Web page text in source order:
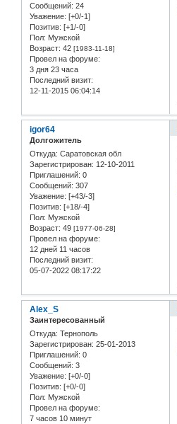
Сообщений: 24
Уважение: [+0/-1]
Позитив: [+1/-0]
Пол: Мужской
Возраст: 42 [1983-11-18]
Провел на форуме:
3 дня 23 часа
Последний визит:
12-11-2015 06:04:14
igor64
Долгожитель
Откуда: Саратовская обл
Зарегистрирован: 12-10-2011
Приглашений: 0
Сообщений: 307
Уважение: [+43/-3]
Позитив: [+18/-4]
Пол: Мужской
Возраст: 49 [1977-06-28]
Провел на форуме:
12 дней 11 часов
Последний визит:
05-07-2022 08:17:22
Alex_S
Заинтересованный
Откуда: Тернополь
Зарегистрирован: 25-01-2013
Приглашений: 0
Сообщений: 3
Уважение: [+0/-0]
Позитив: [+0/-0]
Пол: Мужской
Провел на форуме:
7 часов 10 минут